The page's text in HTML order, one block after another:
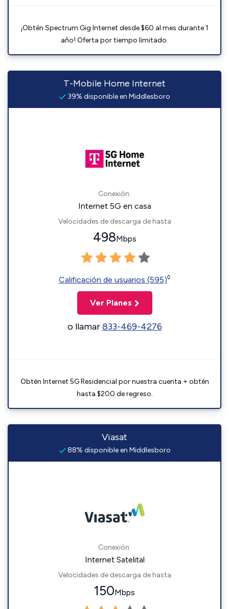
¡Obtén Spectrum Gig Internet desde $60 al mes durante 1
año! Oferta por tiempo limitado.
T-Mobile Home Internet
39% disponible en Middlesboro
Conexión:
Internet 5G en casa
Velocidades de descarga de hasta
498Mbps
Calificación de usuarios (595)◊
Ver Planes
o llamar833-469-4276
Obtén Internet 5G Residencial por nuestra cuenta + obtén
hasta $200 de regreso.
Viasat
88% disponible en Middlesboro
Conexión:
Internet Satelital
Velocidades de descarga de hasta
150Mbps